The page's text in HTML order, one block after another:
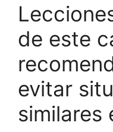
de este
evitar
similares